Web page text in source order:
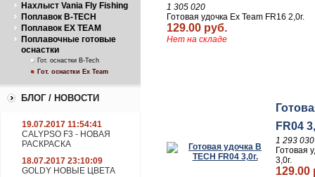
Нахлыст Vania Fly Fishing
Поплавок B-TECH
Поплавок EX TEAM
Поплавочные готовые
оснастки
Гот. оснастки B-Tech
Гот. оснастки Ex Team
БЛОГ / НОВОСТИ
19.07.2017 11:54:41
CALYPSO F3 - НОВАЯ
РАСКРАСКА
18.07.2017 23:10:09
GOLDY НОВЫЕ ЦВЕТА
1 305 020
Готовая удочка Ex Team FR16 2,0г.
129.00 руб.
Нет на складе
FR04
1 293 030
Готовая
3,0г.
129.00